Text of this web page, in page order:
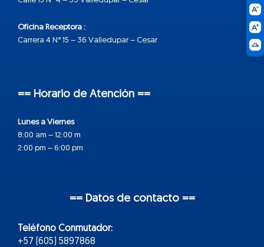
Oficina Receptora :
Carrera 4 N° 15 – 36 Valledupar – Cesar
== Horario de Atención ==
Lunes a Viernes
8:00 am – 12:00 m
2:00 pm – 6:00 pm
== Datos de contacto ==
Teléfono Conmutador:
+57 (605) 5897868